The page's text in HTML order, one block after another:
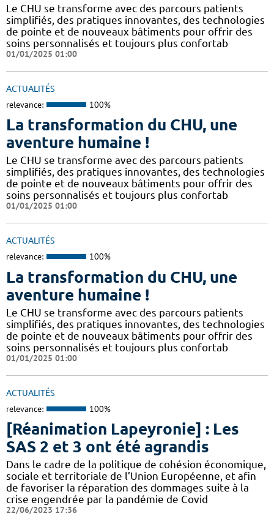
Le CHU se transforme avec des parcours patients
simplifiés, des pratiques innovantes, des technologies
de pointe et de nouveaux bâtiments pour offrir des
soins personnalisés et toujours plus confortab
01/01/2025 01:00
ACTUALITÉS
relevance: 100%
La transformation du CHU, une
aventure humaine !
Le CHU se transforme avec des parcours patients
simplifiés, des pratiques innovantes, des technologies
de pointe et de nouveaux bâtiments pour offrir des
soins personnalisés et toujours plus confortab
01/01/2025 01:00
ACTUALITÉS
relevance: 100%
La transformation du CHU, une
aventure humaine !
Le CHU se transforme avec des parcours patients
simplifiés, des pratiques innovantes, des technologies
de pointe et de nouveaux bâtiments pour offrir des
soins personnalisés et toujours plus confortab
01/01/2025 01:00
ACTUALITÉS
relevance: 100%
[Réanimation Lapeyronie] : Les
SAS 2 et 3 ont été agrandis
Dans le cadre de la politique de cohésion économique,
sociale et territoriale de l’Union Européenne, et afin
de favoriser la réparation des dommages suite à la
crise engendrée par la pandémie de Covid
22/06/2023 17:36